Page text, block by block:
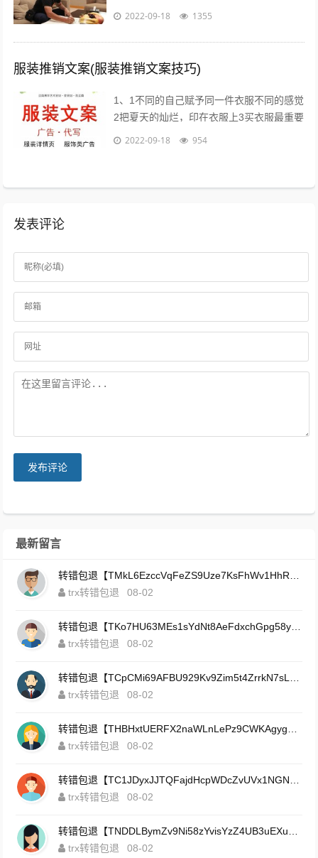
城老贼凌教头等业内大咖为您分享独到犀利
2022-09-18 1355
服装推销文案(服装推销文案技巧)
1、1不同的自己赋予同一件衣服不同的感觉
2把夏天的灿烂，印在衣服上3买衣服最重要
的目的，是放松我们自己4时间会折旧这件
2022-09-18 954
发表评论
发布评论
最新留言
转错包退【TMkL6EzccVqFeZS9Uze7KsFhWv1HhRnnk2】客服TeleGram:【@TrxEm】
trx转错包退
08-02
转错包退【TKo7HU63MEs1sYdNt8AeFdxchGpg58y7pJ】客服TeleGram:【@TrxEm】
trx转错包退
08-02
转错包退【TCpCMi69AFBU929Kv9Zim5t4ZrrkN7sLmt】客服TeleGram:【@TrxEm】
trx转错包退
08-02
转错包退【THBHxtUERFX2naWLnLePz9CWKAgygggggv】客服TeleGram:【@TrxEm】
trx转错包退
08-02
转错包退【TC1JDyxJJTQFajdHcpWDcZvUVx1NGNcSZo】客服TeleGram:【@TrxEm】
trx转错包退
08-02
转错包退【TNDDLBymZv9Ni58zYvisYzZ4UB3uEXuzXQ】客服TeleGram:【@TrxEm】
trx转错包退
08-02